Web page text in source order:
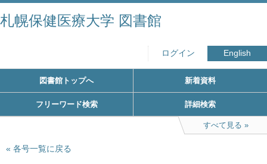
札幌保健医療大学 図書館
ログイン English
図書館トップへ 新着資料
フリーワード検索 詳細検索
すべて見る
各号一覧に戻る